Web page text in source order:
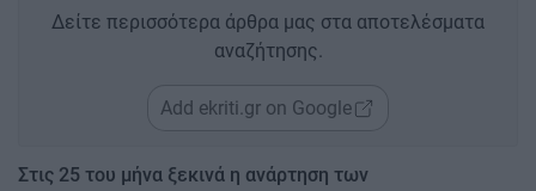
Δείτε περισσότερα άρθρα μας στα αποτελέσματα
αναζήτησης.
Add ekriti.gr on Google
Στις 25 του μήνα ξεκινά η ανάρτηση των